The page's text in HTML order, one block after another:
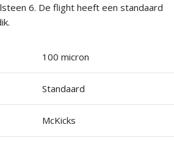
6. De flight heeft een standaard
100 micron
Standaard
McKicks